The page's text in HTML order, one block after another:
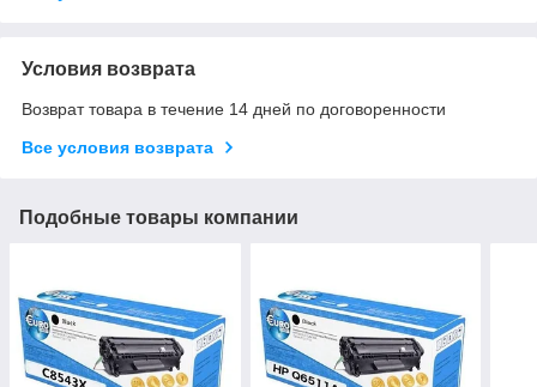
Условия возврата
Возврат товара в течение 14 дней по договоренности
Все условия возврата
Подобные товары компании